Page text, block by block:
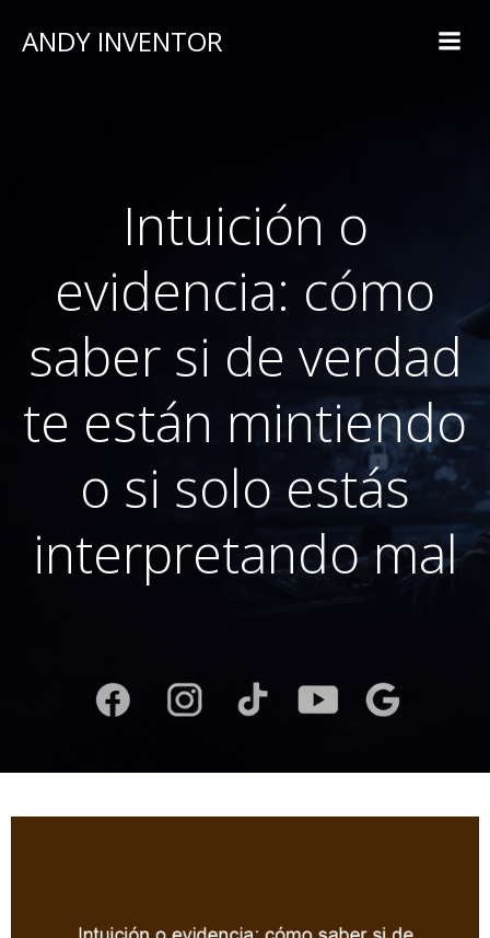
ANDY INVENTOR
Intuición o
evidencia: cómo
saber si de verdad
te están mintiendo
o si solo estás
interpretando mal